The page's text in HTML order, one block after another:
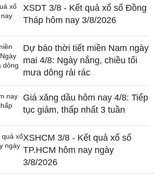
XSDT 3/8 - Kết quả xổ số Đồng
Tháp hôm nay 3/8/2026
Dự báo thời tiết miền Nam ngày
mai 4/8: Ngày nắng, chiều tối
mưa dông rải rác
Giá xăng dầu hôm nay 4/8: Tiếp
tục giảm, thấp nhất 3 tuần
XSHCM 3/8 - Kết quả xổ số
TP.HCM hôm nay ngày
3/8/2026